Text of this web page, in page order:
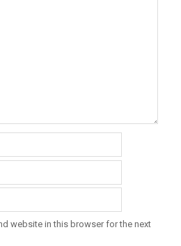
website in this browser for the next